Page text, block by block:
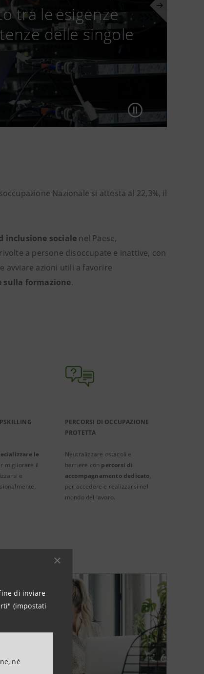
di inviare
(impostati
né
tra le esigenze
delle singole
Nazionale si attesta al 22,3%, il
inclusione sociale nel Paese,
a persone disoccupate e inattive, con
avviare azioni utili a favorire
sulla formazione.​
le
migliorare il
e
PERCORSI DI OCCUPAZIONE
PROTETTA
Neutralizzare ostacoli e
barriere con percorsi di
accompagnamento dedicato,
per accedere e realizzarsi nel
mondo del lavoro.